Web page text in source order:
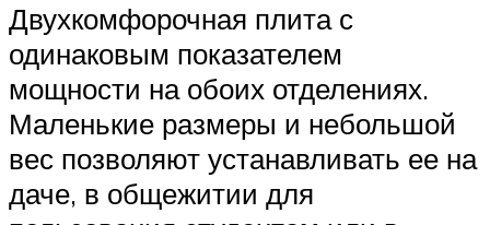
Двухкомфорочная плита с
одинаковым показателем
мощности на обоих отделениях.
Маленькие размеры и небольшой
вес позволяют устанавливать ее на
даче, в общежитии для